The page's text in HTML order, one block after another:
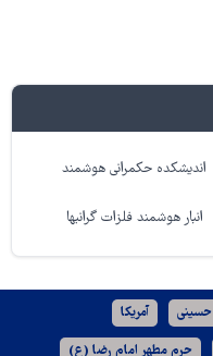
اندیشکده حکمرانی هوشمند
انبار هوشمند فلزات گرانبها
حسینی آمریکا
حرم مطهر امام رضا (ع)